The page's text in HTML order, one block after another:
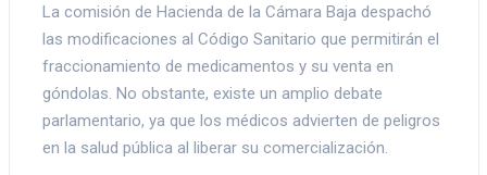
La comisión de Hacienda de la Cámara Baja despachó
las modificaciones al Código Sanitario que permitirán el
fraccionamiento de medicamentos y su venta en
góndolas. No obstante, existe un amplio debate
parlamentario, ya que los médicos advierten de peligros
en la salud pública al liberar su comercialización.